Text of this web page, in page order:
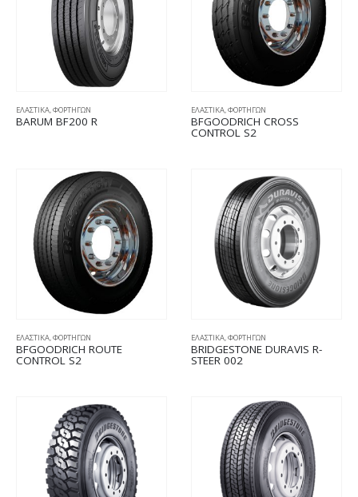
ΕΛΑΣΤΙΚΑ,ΦΟΡΤΗΓΩΝ
BARUM BF200 R
ΕΛΑΣΤΙΚΑ,ΦΟΡΤΗΓΩΝ
BFGOODRICH CROSS
CONTROL S2
ΕΛΑΣΤΙΚΑ,ΦΟΡΤΗΓΩΝ
BFGOODRICH ROUTE
CONTROL S2
ΕΛΑΣΤΙΚΑ,ΦΟΡΤΗΓΩΝ
BRIDGESTONE DURAVIS R-
STEER 002